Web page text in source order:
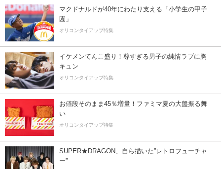
マクドナルドが40年にわたり支える「小学生の甲子
園」
オリコンタイアップ特集
イケメンてんこ盛り！尊すぎる男子の純情ラブに胸
キュン
オリコンタイアップ特集
お値段そのまま45％増量！ファミマ夏の大盤振る舞
い
オリコンタイアップ特集
SUPER★DRAGON、自ら描いた”レトロフューチャ
ー”